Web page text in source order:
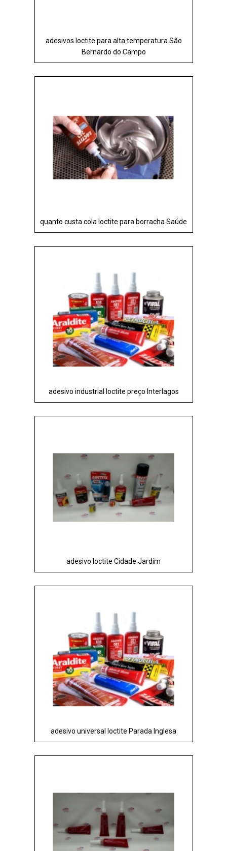
adesivos loctite para alta temperatura São
Bernardo do Campo
quanto custa cola loctite para borracha Saúde
adesivo industrial loctite preço Interlagos
adesivo loctite Cidade Jardim
adesivo universal loctite Parada Inglesa